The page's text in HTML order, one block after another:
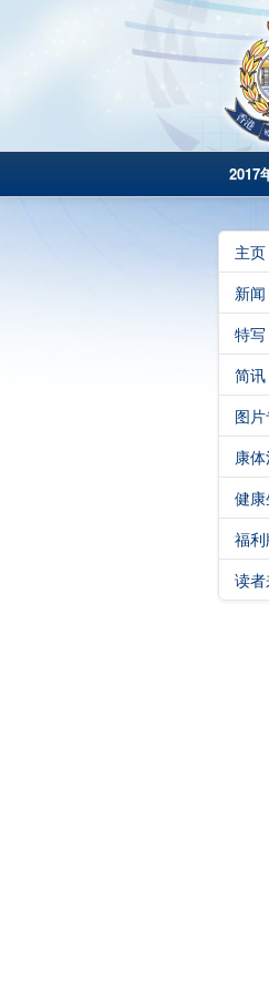
2017
主页
新闻
特写
简讯
图
康
健
福利
读